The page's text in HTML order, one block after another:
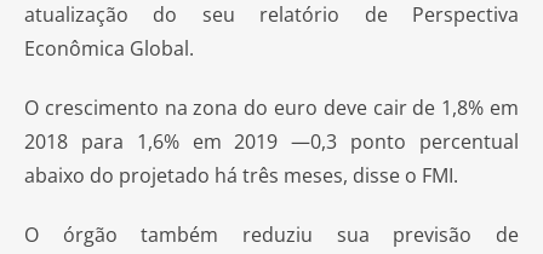
atualização do seu relatório de Perspectiva
Econômica Global.
O crescimento na zona do euro deve cair de 1,8% em
2018 para 1,6% em 2019 —0,3 ponto percentual
abaixo do projetado há três meses, disse o FMI.
O órgão também reduziu sua previsão de